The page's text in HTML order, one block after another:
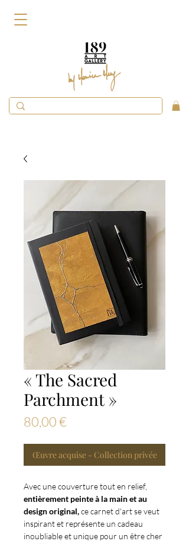
« The Sacred
Parchment »
80,00 €Prix
Œuvre acquise - Collection privée
Avec une couverture tout en relief,
entièrement peinte à la main et au
design original,ce carnet d'art se veut
inspirant et représente un cadeau
inoubliable et unique pour un être cher